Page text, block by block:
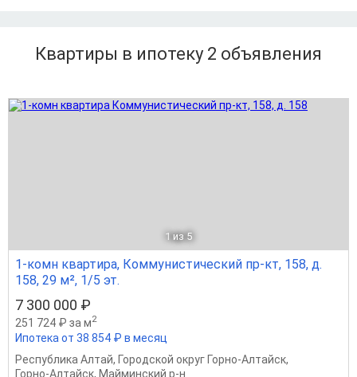
Квартиры в ипотеку 2 объявления
1 из 5
1-комн квартира, Коммунистический пр-кт, 158, д.
158, 29 м², 1/5 эт.
7 300 000 ₽
251 724 ₽ за м2
Ипотека от 38 854 ₽ в месяц
Республика Алтай, Городской округ Горно-Алтайск,
Горно-Алтайск, Майминский р-н